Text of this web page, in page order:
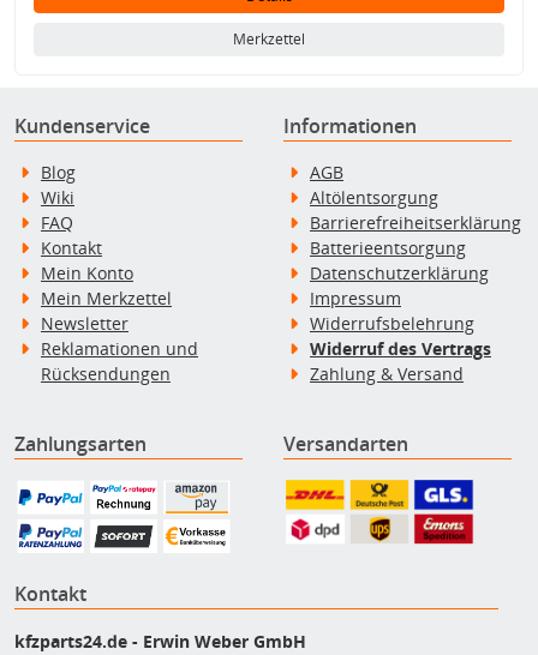
Merkzettel
Kundenservice
Blog
Wiki
FAQ
Kontakt
Mein Konto
Mein Merkzettel
Newsletter
Reklamationen und
Rücksendungen
Informationen
AGB
Altölentsorgung
Barrierefreiheitserklärung
Batterieentsorgung
Datenschutzerklärung
Impressum
Widerrufsbelehrung
Widerruf des Vertrags
Zahlung & Versand
Zahlungsarten Versandarten
Kontakt
kfzparts24.de - Erwin Weber GmbH